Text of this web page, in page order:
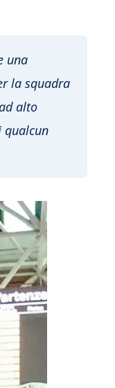
una
la squadra
alto
qualcun